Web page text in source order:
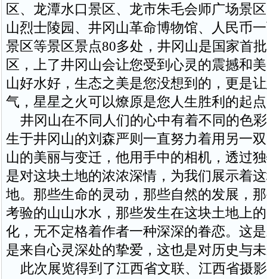
区、龙潭水口景区、龙市朱毛会师广场景
山烈士陵园、井冈山革命博物馆、人民币
景区等景区景点80多处，井冈山是国家首
区，上了井冈山会让您受到心灵的震撼和
山好水好，生态之美是您没想到的，更是
气，星星之火可以燎原是您人生胜利的起
井冈山在不同人们的心中有着不同的色
生于井冈山的刘森严则一直努力着用另一
山的美丽与变迁，他用手中的相机，透过
是对这块土地的浓浓深情，为我们展示着
地。那些生命的灵动，那些自然的发展，
考验的山山水水，那些发生在这块土地上
化，无不定格着作者一种深深的眷恋。这
是来自心灵深处的挚爱，这也是对历史与
此次展览得到了江西省文联、江西省摄